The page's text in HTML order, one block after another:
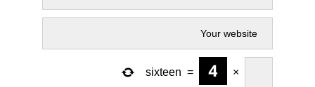
×
=
sixteen